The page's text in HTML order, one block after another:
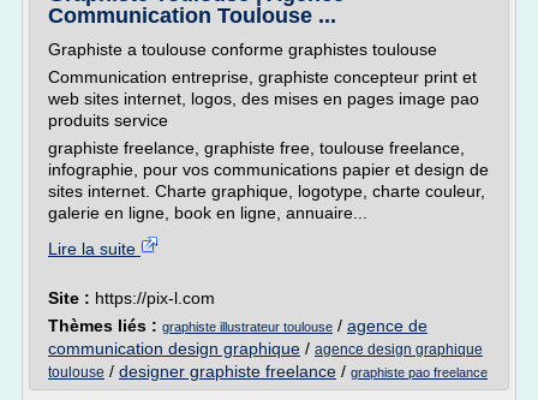
Communication Toulouse ...
Graphiste a toulouse conforme graphistes toulouse
Communication entreprise, graphiste concepteur print et
web sites internet, logos, des mises en pages image pao
produits service
graphiste freelance, graphiste free, toulouse freelance,
infographie, pour vos communications papier et design de
sites internet. Charte graphique, logotype, charte couleur,
galerie en ligne, book en ligne, annuaire...
Lire la suite
Site : https://pix-l.com
Thèmes liés : graphiste illustrateur toulouse / agence de
communication design graphique / agence design graphique
toulouse / designer graphiste freelance / graphiste pao freelance